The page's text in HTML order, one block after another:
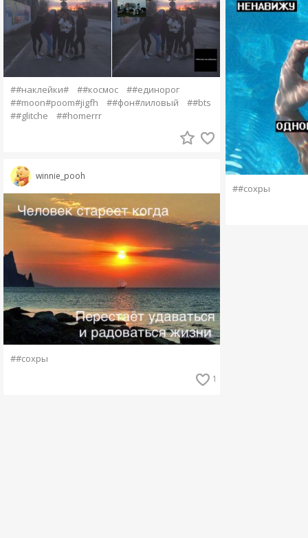
##наклейки# ##космос
##единорог
##moon#poom#jigfh
##фон#лиловый
##bts
##glitche
##homerrr
winnie_pooh
##сохры
1
##сохры